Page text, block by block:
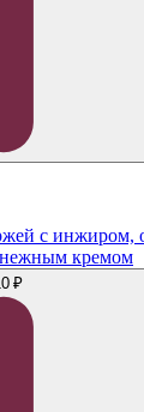
с инжиром,
кремом
₽